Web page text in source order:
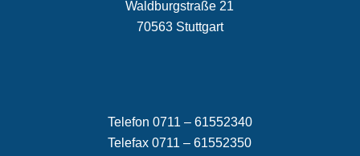
Waldburgstraße 21
70563 Stuttgart
Telefon 0711 – 61552340
Telefax 0711 – 61552350